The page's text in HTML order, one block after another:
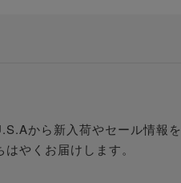
から新入荷やセール情報を
はやくお届けします。